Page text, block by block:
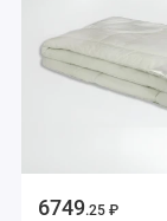
6749.25 ₽